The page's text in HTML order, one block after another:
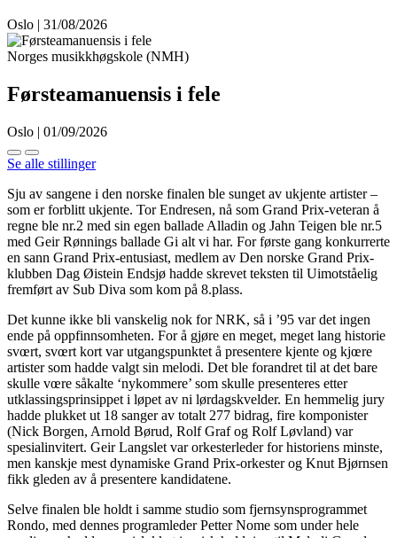
Oslo | 31/08/2026
Norges musikkhøgskole (NMH)
Førsteamanuensis i fele
Oslo | 01/09/2026
Se alle stillinger
Sju av sangene i den norske finalen ble sunget av ukjente artister –
som er forblitt ukjente. Tor Endresen, nå som Grand Prix-veteran å
regne ble nr.2 med sin egen ballade Alladin og Jahn Teigen ble nr.5
med Geir Rønnings ballade Gi alt vi har. For første gang konkurrerte
en sann Grand Prix-entusiast, medlem av Den norske Grand Prix-
klubben Dag Øistein Endsjø hadde skrevet teksten til Uimotståelig
fremført av Sub Diva som kom på 8.plass.
Det kunne ikke bli vanskelig nok for NRK, så i ’95 var det ingen
ende på oppfinnsomheten. For å gjøre en meget, meget lang historie
svœrt, svœrt kort var utgangspunktet å presentere kjente og kjœre
artister som hadde valgt sin melodi. Det ble forandret til at det bare
skulle vœre såkalte ‘nykommere’ som skulle presenteres etter
utklassingsprinsippet i løpet av ni lørdagskvelder. En hemmelig jury
hadde plukket ut 18 sanger av totalt 277 bidrag, fire komponister
(Nick Borgen, Arnold Børud, Rolf Graf og Rolf Løvland) var
spesialinvitert. Geir Langslet var orkesterleder for historiens minste,
men kanskje mest dynamiske Grand Prix-orkester og Knut Bjørnsen
fikk gleden av å presentere kandidatene.
Selve finalen ble holdt i samme studio som fjernsynsprogrammet
Rondo, med dennes programleder Petter Nome som under hele